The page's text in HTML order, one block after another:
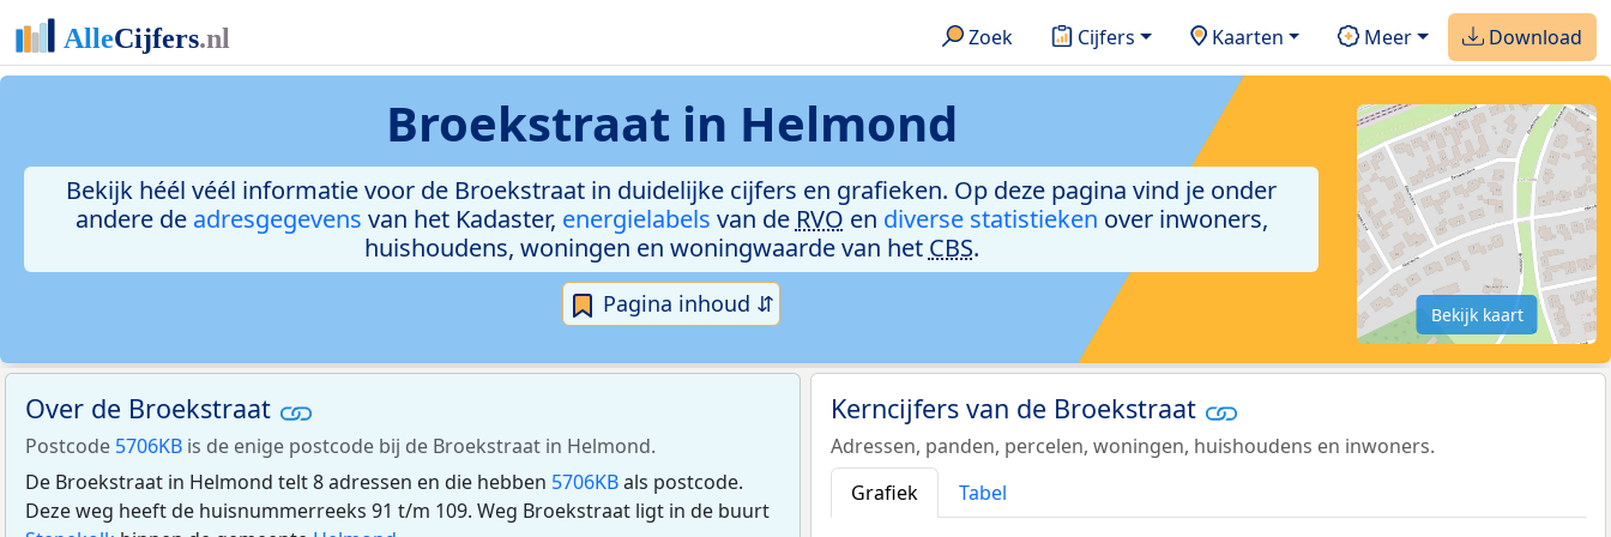
Zoek Cijfers Kaarten Meer Download
Broekstraat in Helmond
Bekijk héél véél informatie voor de Broekstraat in duidelijke cijfers en grafieken. Op deze pagina vind je onder
andere de adresgegevens van het Kadaster, energielabels van de RVO en diverse statistieken over inwoners,
huishoudens, woningen en woningwaarde van het CBS.
Pagina inhoud ⇵ Bekijk kaart
Over de Broekstraat
Postcode 5706KB is de enige postcode bij de Broekstraat in Helmond.
De Broekstraat in Helmond telt 8 adressen en die hebben 5706KBals postcode.
Deze weg heeft de huisnummerreeks 91 t/m 109. Weg Broekstraat ligt in de buurt
Kerncijfers van de Broekstraat
Adressen, panden, percelen, woningen, huishoudens en inwoners.
Grafiek
Tabel